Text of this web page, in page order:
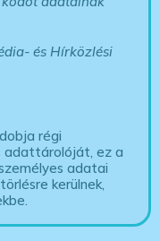
és Hírközlési
régi
adattárolóját, ez a
adatai
kerülnek,